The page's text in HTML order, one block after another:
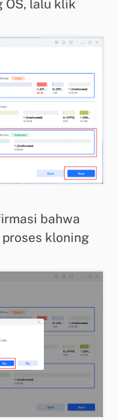
OS, lalu klik
bahwa
kloning